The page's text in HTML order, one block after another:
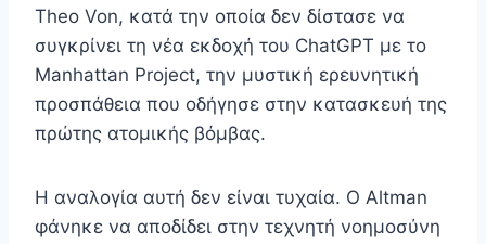
Theo Von, κατά την οποία δεν δίστασε να
συγκρίνει τη νέα εκδοχή του ChatGPT με το
Manhattan Project, την μυστική ερευνητική
προσπάθεια που οδήγησε στην κατασκευή της
πρώτης ατομικής βόμβας.
Η αναλογία αυτή δεν είναι τυχαία. Ο Altman
φάνηκε να αποδίδει στην τεχνητή νοημοσύνη